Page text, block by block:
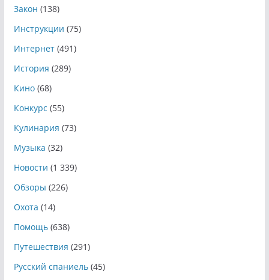
Закон (138)
Инструкции (75)
Интернет(491)
История (289)
Кино(68)
Конкурс (55)
Кулинария (73)
Музыка (32)
Новости (1 339)
Обзоры (226)
Охота (14)
Помощь(638)
Путешествия (291)
Русский спаниель(45)